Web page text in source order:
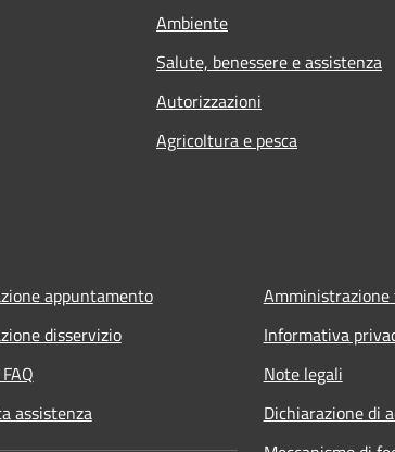
Ambiente
Salute, benessere e assistenza
Autorizzazioni
Agricoltura e pesca
appuntamento
disservizio
assistenza
Informativa
Note legali
Dichiarazione di